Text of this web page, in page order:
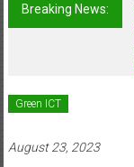
Breaking News:
Green ICT
August 23, 2023